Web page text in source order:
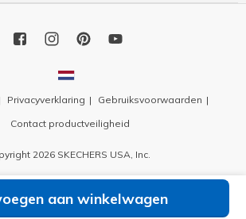
aan winkelwagen
Privacyverklaring
Gebruiksvoorwaarden
Contact productveiligheid
2026 SKECHERS USA, Inc.